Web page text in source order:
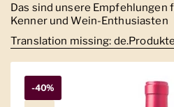
Das sind unsere Empfehlungen
Kenner und Wein-Enthusiasten
Translation missing:
-40%